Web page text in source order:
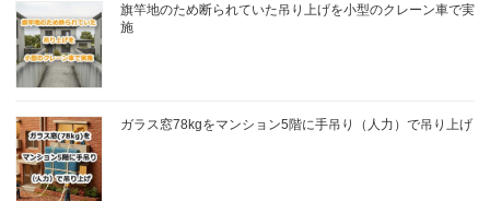
旗竿地のため断られていた吊り上げを小型のクレーン車で実
施
ガラス窓78kgをマンション5階に手吊り（人力）で吊り上げ